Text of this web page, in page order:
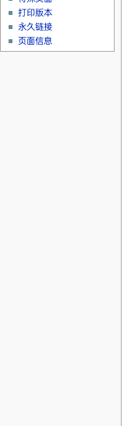
打印版本
永久链接
页面信息